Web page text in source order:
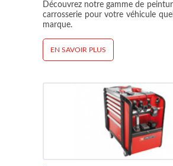
Découvrez notre gamme de
carrosserie pour votre véhicule
marque.
EN SAVOIR PLUS